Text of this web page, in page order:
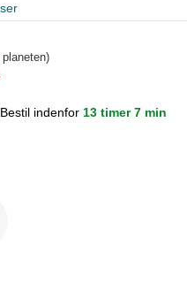
planeten)
Bestil indenfor 13 timer 7 min